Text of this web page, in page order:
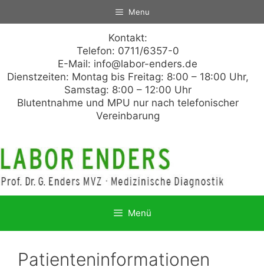
Menu
Kontakt:
Telefon: 0711/6357-0
E-Mail: info@labor-enders.de
Dienstzeiten: Montag bis Freitag: 8:00 – 18:00 Uhr,
Samstag: 8:00 – 12:00 Uhr
Blutentnahme und MPU nur nach telefonischer
Vereinbarung
Menü
Patienteninformationen